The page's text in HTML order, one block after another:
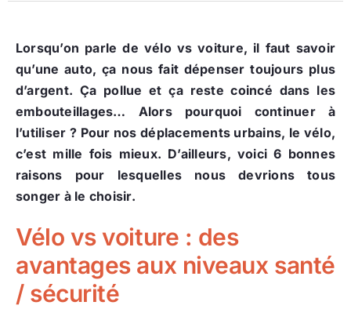
Lorsqu’on parle de vélo vs voiture, il faut savoir
qu’une auto, ça nous fait dépenser toujours plus
d’argent. Ça pollue et ça reste coincé dans les
embouteillages… Alors pourquoi continuer à
l’utiliser ? Pour nos déplacements urbains, le vélo,
c’est mille fois mieux. D’ailleurs, voici 6 bonnes
raisons pour lesquelles nous devrions tous
songer à le choisir.
Vélo vs voiture : des
avantages aux niveaux santé
/ sécurité